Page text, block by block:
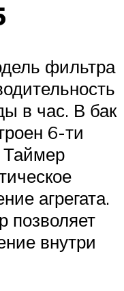
фильтра
в час. В бак
6-ти
Таймер
агрегата.
позволяет
внутри